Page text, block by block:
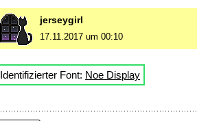
jerseygirl
17.11.2017 um 00:10
Identifizierter Font: Noe Display